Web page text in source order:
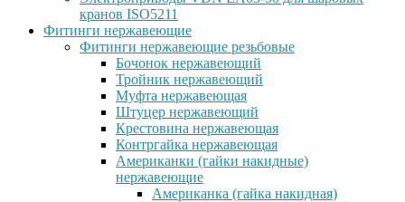
кранов ISO5211
Фитинги нержавеющие
Фитинги нержавеющие резьбовые
Бочонок нержавеющий
Тройник нержавеющий
Муфта нержавеющая
Штуцер нержавеющий
Крестовина нержавеющая
Контргайка нержавеющая
Американки (гайки накидные)
нержавеющие
Американка (гайка накидная)